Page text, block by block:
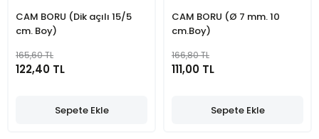
CAM BORU (Dik açılı 15/5
cm. Boy)
165,60 TL
122,40 TL
Sepete Ekle
CAM BORU (Ø 7 mm. 10
cm.Boy)
166,80 TL
111,00 TL
Sepete Ekle